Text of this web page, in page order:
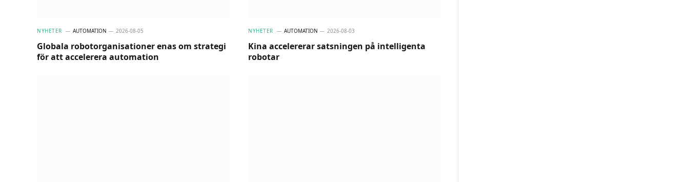
NYHETER AUTOMATION 2026-08-05
Globala robotorganisationer enas om strategi
för att accelerera automation
NYHETER AUTOMATION 2026-08-03
Kina accelererar satsningen på intelligenta
robotar